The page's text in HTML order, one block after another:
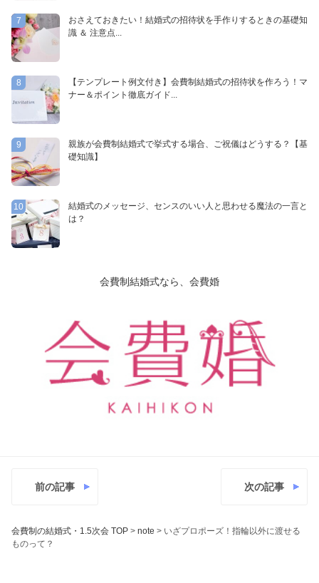
7
おさえておきたい！結婚式の招待状を手作りするときの基礎知
識 ＆ 注意点...
8
【テンプレート例文付き】会費制結婚式の招待状を作ろう！マ
ナー＆ポイント徹底ガイド...
9
親族が会費制結婚式で挙式する場合、ご祝儀はどうする？【基
礎知識】
10
結婚式のメッセージ、センスのいい人と思わせる魔法の一言と
は？
会費制結婚式なら、会費婚
前の記事 次の記事
会費制の結婚式・1.5次会 TOP > note > いざプロポーズ！指輪以外に渡せる
ものって？